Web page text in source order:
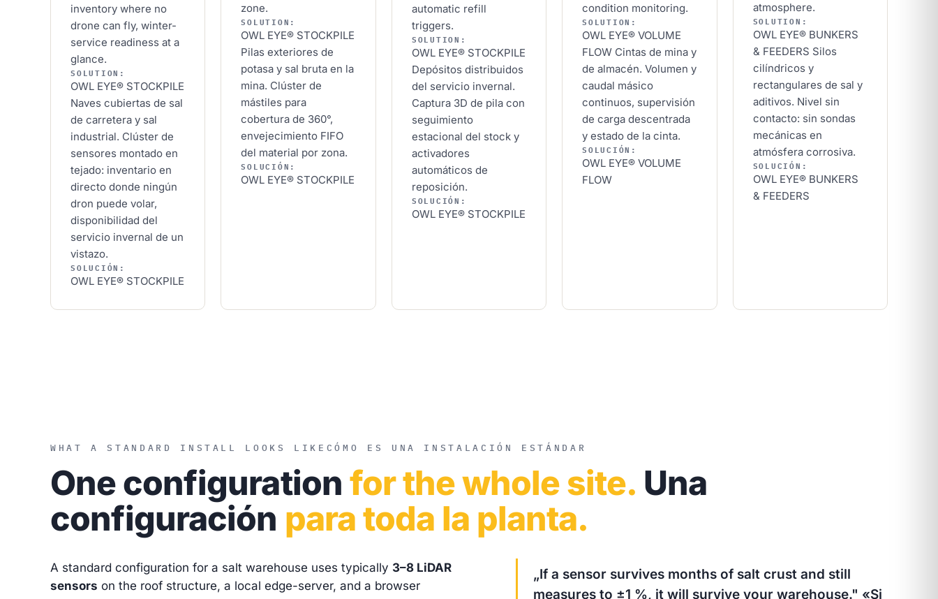
inventory where no
drone can fly, winter-
service readiness at a
glance.
SOLUTION:
OWL EYE® STOCKPILE
Naves cubiertas de sal
de carretera y sal
industrial. Clúster de
sensores montado en
tejado: inventario en
directo donde ningún
dron puede volar,
disponibilidad del
servicio invernal de un
vistazo.
SOLUCIÓN:
OWL EYE® STOCKPILE
zone.
SOLUTION:
OWL EYE® STOCKPILE
Pilas exteriores de
potasa y sal bruta en la
mina. Clúster de
mástiles para
cobertura de 360°,
envejecimiento FIFO
del material por zona.
SOLUCIÓN:
OWL EYE® STOCKPILE
automatic refill
triggers.
SOLUTION:
OWL EYE® STOCKPILE
Depósitos distribuidos
del servicio invernal.
Captura 3D de pila con
seguimiento
estacional del stock y
activadores
automáticos de
reposición.
SOLUCIÓN:
OWL EYE® STOCKPILE
condition monitoring.
SOLUTION:
OWL EYE® VOLUME
FLOW Cintas de mina y
de almacén. Volumen y
caudal másico
continuos, supervisión
de carga descentrada
y estado de la cinta.
SOLUCIÓN:
OWL EYE® VOLUME
FLOW
atmosphere.
SOLUTION:
OWL EYE® BUNKERS
& FEEDERS Silos
cilíndricos y
rectangulares de sal y
aditivos. Nivel sin
contacto: sin sondas
mecánicas en
atmósfera corrosiva.
SOLUCIÓN:
OWL EYE® BUNKERS
& FEEDERS
WHAT A STANDARD INSTALL LOOKS LIKE CÓMO ES UNA INSTALACIÓN ESTÁNDAR
One configuration for the whole site. Una
configuración para toda la planta.
A standard configuration for a salt warehouse uses typically 3–8 LiDAR
sensors on the roof structure, a local edge-server, and a browser
„If a sensor survives months of salt crust and still
measures to ±1 %, it will survive your warehouse." «Si